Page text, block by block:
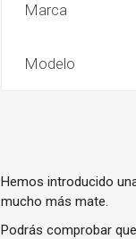
Marca
Modelo
Hemos introducido
mucho más mate.
Podrás comprobar